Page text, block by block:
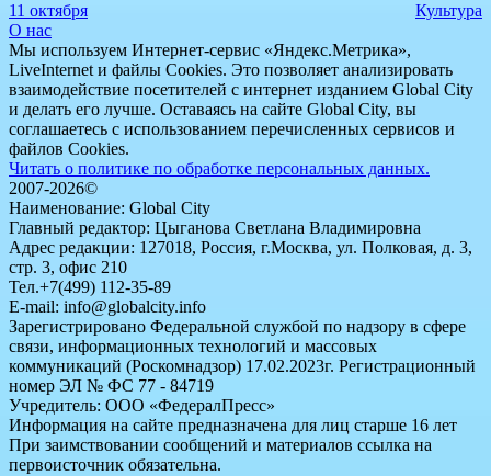
11 октября
Культура
О нас
Мы используем Интернет-сервис «Яндекс.Метрика»,
LiveInternet и файлы Cookies. Это позволяет анализировать
взаимодействие посетителей с интернет изданием Global City
и делать его лучше. Оставаясь на сайте Global City, вы
соглашаетесь с использованием перечисленных сервисов и
файлов Cookies.
Читать о политике по обработке персональных данных.
2007-2026©
Наименование: Global City
Главный редактор: Цыганова Светлана Владимировна
Адрес редакции: 127018, Россия, г.Москва, ул. Полковая, д. 3,
стр. 3, офис 210
Тел.+7(499) 112-35-89
E-mail: info@globalcity.info
Зарегистрировано Федеральной службой по надзору в сфере
связи, информационных технологий и массовых
коммуникаций (Роскомнадзор) 17.02.2023г. Регистрационный
номер ЭЛ № ФС 77 - 84719
Учредитель: ООО «ФедералПресс»
Информация на сайте предназначена для лиц старше 16 лет
При заимствовании сообщений и материалов ссылка на
первоисточник обязательна.